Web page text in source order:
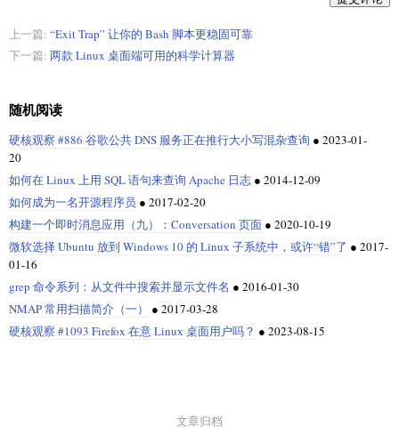
上一篇: “Exit Trap” 让你的 Bash 脚本更稳固可靠
下一篇: 两款 Linux 桌面端可用的科学计算器
随机阅读
硬核观察 #886 谷歌公共 DNS 服务正在推行大小写混杂查询 ● 2023-01-
20
如何在 Linux 上用 SQL 语句来查询 Apache 日志 ● 2014-12-09
如何成为一名开源程序员 ● 2017-02-20
构建一个即时消息应用（九）：Conversation 页面 ● 2020-10-19
微软选择 Ubuntu 放到 Windows 10 的 Linux 子系统中，或许“错”了 ● 2017-
01-16
grep 命令系列：从文件中搜索并显示文件名 ● 2016-01-30
NMAP 常用扫描简介（一）
● 2017-03-28
硬核观察 #1093 Firefox 在意 Linux 桌面用户吗？ ● 2023-08-15
文章归档